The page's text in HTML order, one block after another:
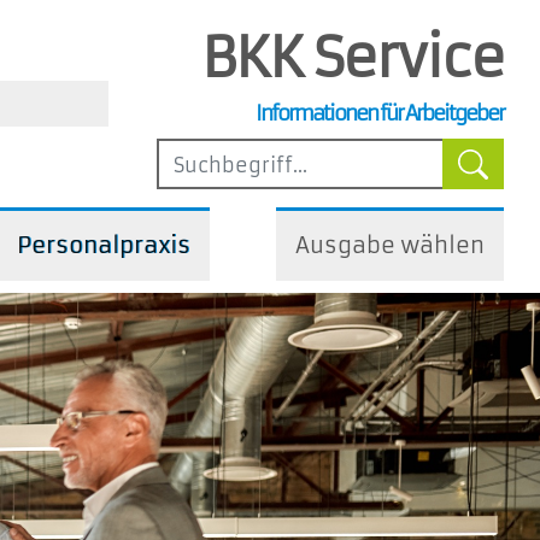
BKK Service
Informationen für Arbeitgeber
Steuer- und Arbeitsrecht
Personalpraxis Ausgabe wählen